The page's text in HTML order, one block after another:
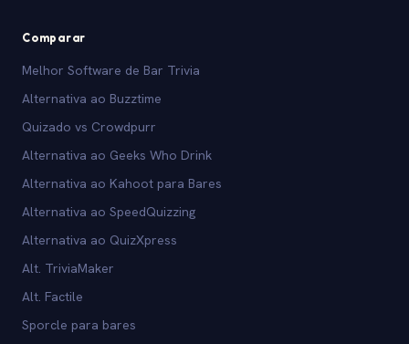
Comparar
Melhor Software de Bar Trivia
Alternativa ao Buzztime
Quizado vs Crowdpurr
Alternativa ao Geeks Who Drink
Alternativa ao Kahoot para Bares
Alternativa ao SpeedQuizzing
Alternativa ao QuizXpress
Alt. TriviaMaker
Alt. Factile
Sporcle para bares